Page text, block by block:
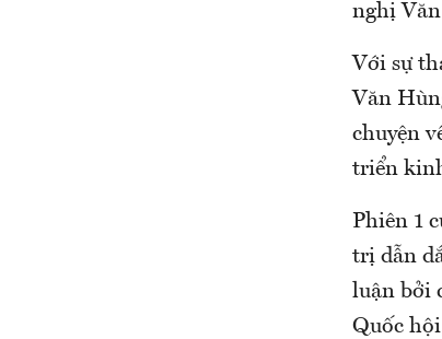
nghị Văn
Với sự
Văn
chuyện
triển
Phiên 1
trị dẫn
luận bởi
Quốc